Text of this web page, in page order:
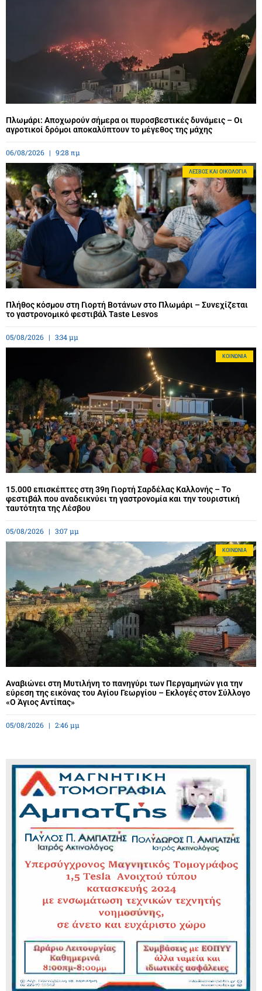
Πλωμάρι: Αποχωρούν σήμερα οι πυροσβεστικές δυνάμεις – Οι
αγροτικοί δρόμοι αποκαλύπτουν το μέγεθος της μάχης
06/08/2026 9:28 πμ
ΛΈΣΒΟΣ ΚΑΙ ΟΙΚΟΛΟΓΊΑ
Πλήθος κόσμου στη Γιορτή Βοτάνων στο Πλωμάρι – Συνεχίζεται
το γαστρονομικό φεστιβάλ Taste Lesvos
05/08/2026 3:34 μμ
ΚΟΙΝΩΝΊΑ
15.000 επισκέπτες στη 39η Γιορτή Σαρδέλας Καλλονής – Το
φεστιβάλ που αναδεικνύει τη γαστρονομία και την τουριστική
ταυτότητα της Λέσβου
05/08/2026 3:07 μμ
ΚΟΙΝΩΝΊΑ
Αναβιώνει στη Μυτιλήνη το πανηγύρι των Περγαμηνών για την
εύρεση της εικόνας του Αγίου Γεωργίου – Εκλογές στον Σύλλογο
«Ο Άγιος Αντίπας»
05/08/2026 2:46 μμ